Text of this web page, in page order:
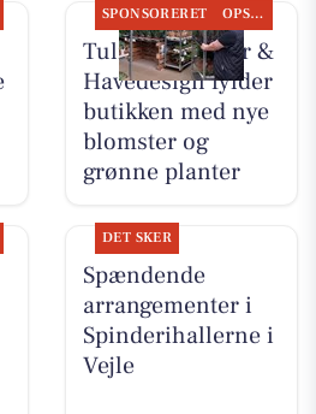
SPONSORERET OPSLAGSTAVLEN
Tulipa Blomster &
Havedesign fylder
butikken med nye
blomster og
grønne planter
DET SKER
Spændende
arrangementer i
Spinderihallerne i
Vejle